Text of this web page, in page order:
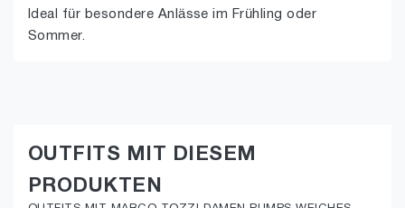
Ideal für besondere Anlässe im Frühling oder
Sommer.
OUTFITS MIT DIESEM
PRODUKTEN